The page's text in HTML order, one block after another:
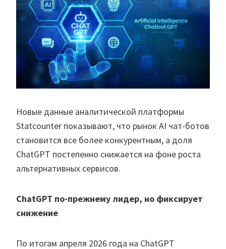
Новые данные аналитической платформы
Statcounter показывают, что рынок AI чат-ботов
становится все более конкурентным, а доля
ChatGPT постепенно снижается на фоне роста
альтернативных сервисов.
ChatGPT по-прежнему лидер, но фиксирует
снижение
По итогам апреля 2026 года на ChatGPT